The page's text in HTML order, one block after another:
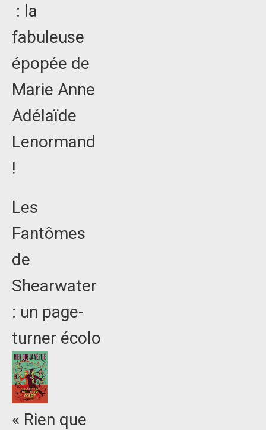
: la
fabuleuse
épopée de
Marie Anne
Adélaïde
Lenormand
!
Les
Fantômes
de
Shearwater
: un page-
turner écolo
« Rien que